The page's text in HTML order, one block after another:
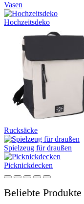
Vasen
Hochzeitsdeko
Rucksäcke
Spielzeug für draußen
Picknickdecken
Beliebte Produkte